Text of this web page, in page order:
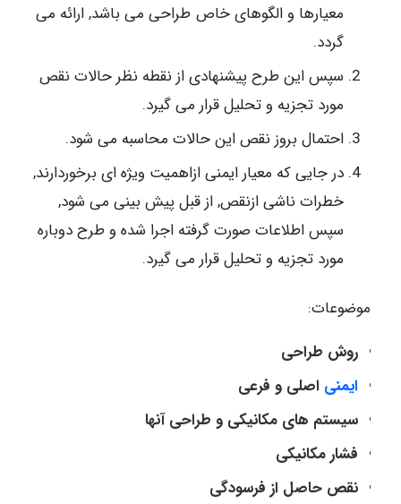
معیارها و الگوهای خاص طراحی می باشد, ارائه می
گردد.
سپس این طرح پیشنهادی از نقطه نظر حالات نقص
مورد تجزیه و تحلیل قرار می گیرد.
احتمال بروز نقص این حالات محاسبه می شود.
در جایی که معیار ایمنی ازاهمیت ویژه ای برخوردارند,
خطرات ناشی ازنقص, از قبل پیش بینی می شود,
سپس اطلاعات صورت گرفته اجرا شده و طرح دوباره
مورد تجزیه و تحلیل قرار می گیرد.
موضوعات:
روش طراحی
ایمنی اصلی و فرعی
سیستم های مکانیکی و طراحی آنها
فشار مکانیکی
نقص حاصل از فرسودگی